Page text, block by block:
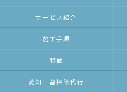
サービス紹介
施工手順
特徴
愛知 墓掃除代行